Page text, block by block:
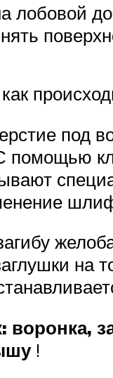
лобовой
под
помощью
на
!